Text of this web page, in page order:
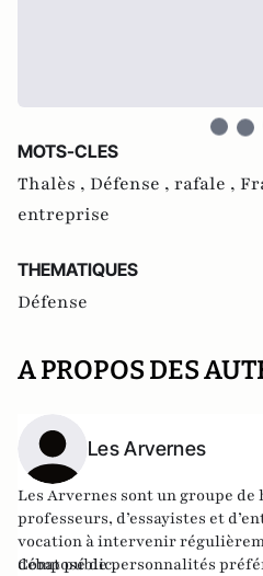
MOTS-CLES
Thalès , Défense , rafale ,
entreprise
THEMATIQUES
Défense
A PROPOS DES
Les Arvernes
Les Arvernes sont un groupe
professeurs, d’essayistes et
vocation à intervenir
débat public.
Composé de personnalités